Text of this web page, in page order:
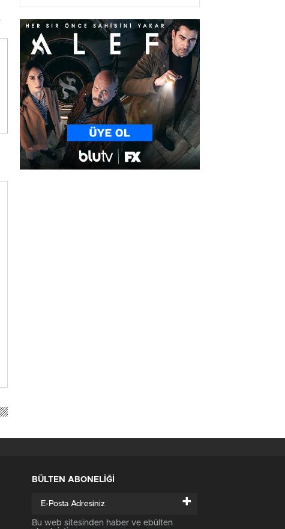
BÜLTEN ABONELİĞİ
+
Bu web sitesinden haber ve ebülten